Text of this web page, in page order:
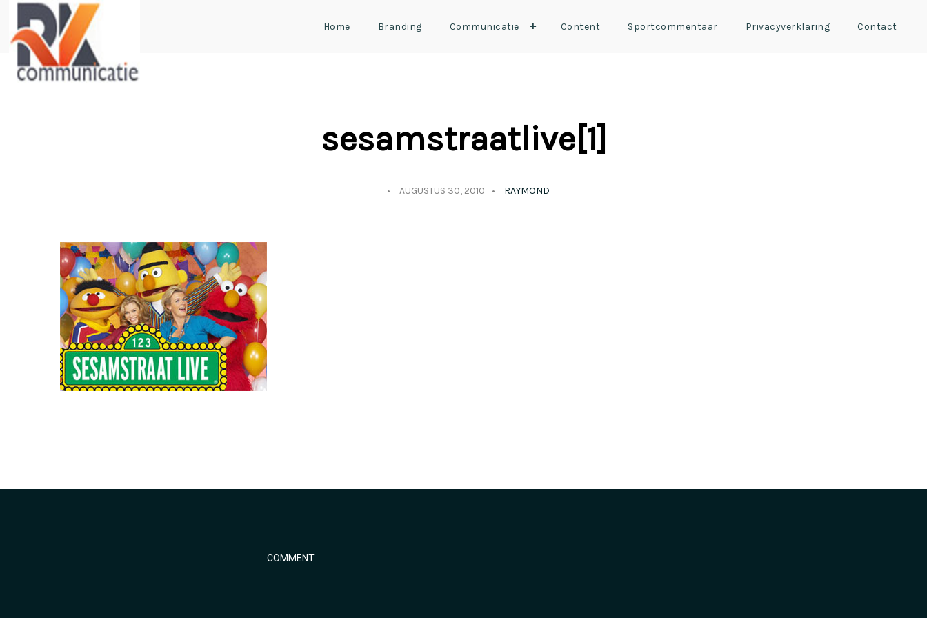
Home Branding +
Communicatie Content Sportcommentaar Privacyverklaring Contact
sesamstraatlive[1]
AUGUSTUS 30, 2010 RAYMOND